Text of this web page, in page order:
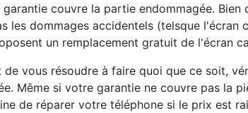
couvre la partie endommagée. Bien
les dommages accidentels (telsque l'écran
un remplacement gratuit de l'écran
de vous résoudre à faire quoi que ce soit,
Même si votre garantie ne couvre pas la
de réparer votre téléphone si le prix est